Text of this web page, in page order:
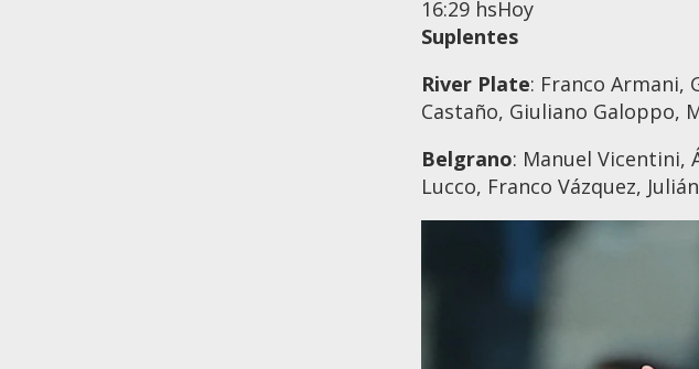
16:29 hsHoy
Suplentes
River Plate: Franco Armani,
Castaño, Giuliano Galoppo,
Belgrano: Manuel Vicentini,
Lucco, Franco Vázquez,